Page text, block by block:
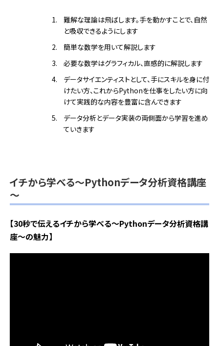
難解な理論は飛ばします。手を動かすことで、自然
と吸収できるようにします
簡単な数学を用いて解説します
必要な数学はグラフィカル、直感的に解説します
データサイエンティストとして、手にスキルを身に付
けたい方、これからPythonを仕事をしたい方に向
けて実践的な内容を豊富に含んできます
データ分析とデータ実装の両側面から学習を進め
ていきます
イチから学べる～Pythonデータ分析資格講座
～
【30秒で伝えるイチから学べる～Pythonデータ分析資格講
座～の魅力】